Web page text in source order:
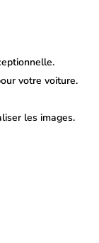
Max reste
une véritable
équipée du Wi-
ADAS et de
vous permet de
à ouvrir
votre voiture.
les images.